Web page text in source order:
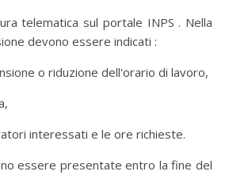
telematica sul portale INPS . Nella
devono essere indicati :
o riduzione dell'orario di lavoro,
interessati e le ore richieste.
essere presentate entro la fine del